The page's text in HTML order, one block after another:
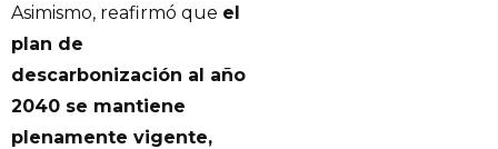
Asimismo, reafirmó que el
plan de
descarbonización al año
2040 se mantiene
plenamente vigente,